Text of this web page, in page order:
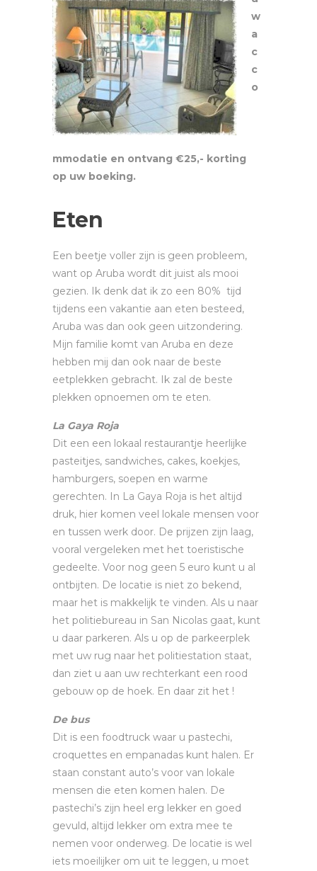
w
a
c
c
o
mmodatie en ontvang €25,- korting
op uw boeking.
Eten
Een beetje voller zijn is geen probleem,
want op Aruba wordt dit juist als mooi
gezien. Ik denk dat ik zo een 80% tijd
tijdens een vakantie aan eten besteed,
Aruba was dan ook geen uitzondering.
Mijn familie komt van Aruba en deze
hebben mij dan ook naar de beste
eetplekken gebracht. Ik zal de beste
plekken opnoemen om te eten.
La Gaya Roja
Dit een een lokaal restaurantje heerlijke
pasteitjes, sandwiches, cakes, koekjes,
hamburgers, soepen en warme
gerechten. In La Gaya Roja is het altijd
druk, hier komen veel lokale mensen voor
en tussen werk door. De prijzen zijn laag,
vooral vergeleken met het toeristische
gedeelte. Voor nog geen 5 euro kunt u al
ontbijten. De locatie is niet zo bekend,
maar het is makkelijk te vinden. Als u naar
het politiebureau in San Nicolas gaat, kunt
u daar parkeren. Als u op de parkeerplek
met uw rug naar het politiestation staat,
dan ziet u aan uw rechterkant een rood
gebouw op de hoek. En daar zit het !
De bus
Dit is een foodtruck waar u pastechi,
croquettes en empanadas kunt halen. Er
staan constant auto’s voor van lokale
mensen die eten komen halen. De
pastechi’s zijn heel erg lekker en goed
gevuld, altijd lekker om extra mee te
nemen voor onderweg. De locatie is wel
iets moeilijker om uit te leggen, u moet